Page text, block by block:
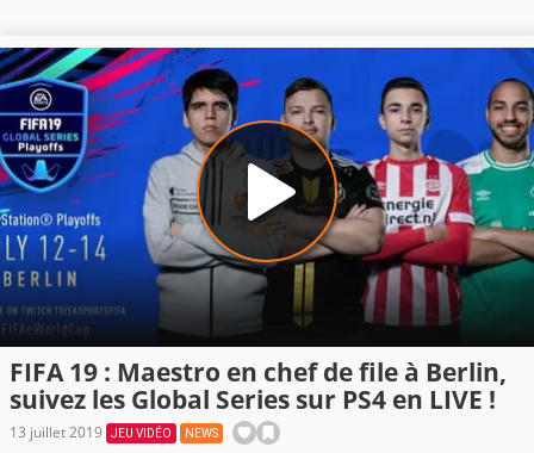
FIFA 19 : Maestro en chef de file à Berlin,
suivez les Global Series sur PS4 en LIVE !
13 juillet 2019 JEU VIDÉO NEWS